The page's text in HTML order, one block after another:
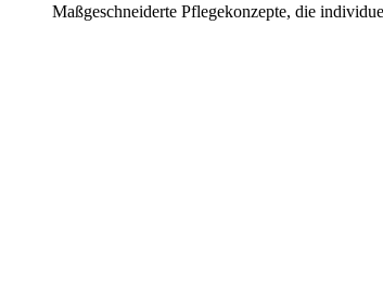
Maßgeschneiderte Pflegekonzepte, die